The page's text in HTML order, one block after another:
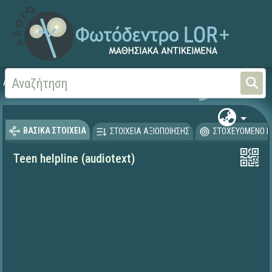
Αρχική Ξένες Γλώσσες -
ΒΑΣΙΚΑ ΣΤΟΙΧΕΙΑ ΣΤΟΙΧΕΙΑ ΑΞΙΟΠΟΙΗΣΗΣ ΣΤΟΧΕΥΟΜΕΝΟ
Teen helpline (audiotext)